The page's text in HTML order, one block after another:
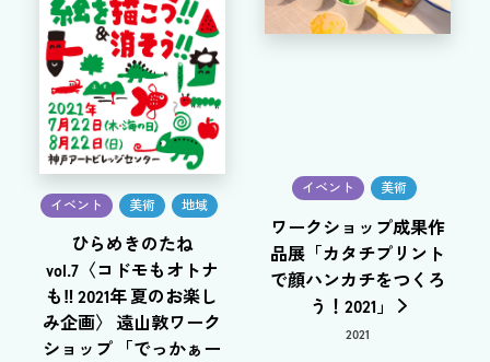
イベント 美術 地域
ひらめきのたね
vol.7〈コドモもオトナ
も‼ 2021年 夏のお楽し
み企画〉 遠山敦ワーク
ショップ 「でっかぁー
イベント 美術
ワークショップ成果作
品展「カタチプリント
で顔ハンカチをつくろ
う！2021」
2021